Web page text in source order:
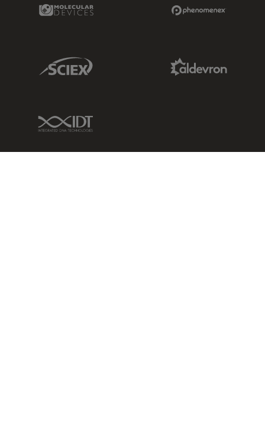
Sciex Link
IDT Link